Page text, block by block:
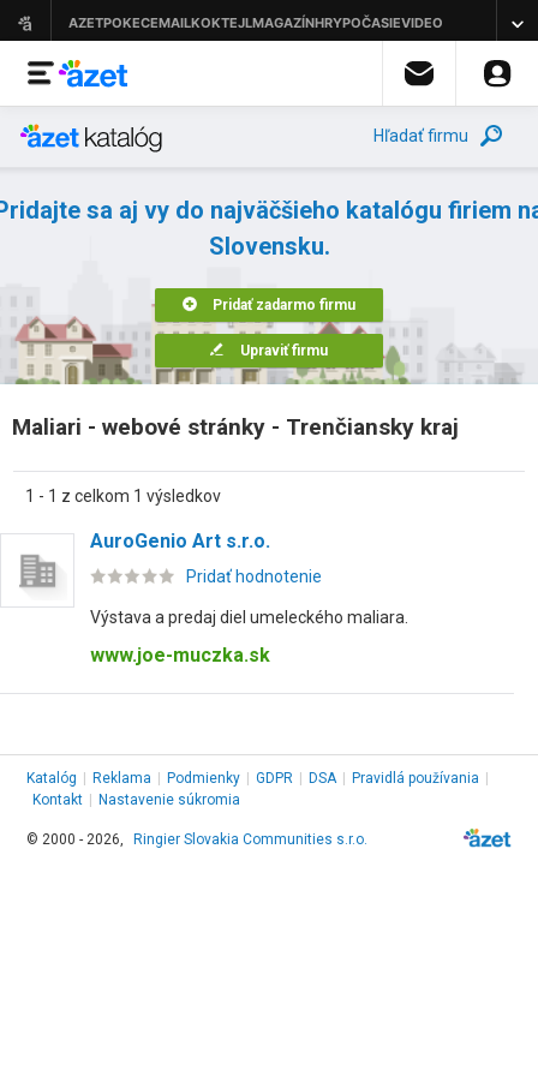
Hľadať firmu
sa aj vy do najväčšieho katalógu firiem
Slovensku.
Pridať zadarmo firmu
Upraviť firmu
Maliari - webové stránky - Trenčiansky kraj
1 - 1 z celkom 1 výsledkov
AuroGenio Art s.r.o.
Pridať hodnotenie
Výstava a predaj diel umeleckého maliara.
www.joe-muczka.sk
Katalóg Reklama Podmienky GDPR DSA Pravidlá používania
Kontakt
Nastavenie súkromia
© 2000 - 2026, Ringier Slovakia Communities s.r.o.